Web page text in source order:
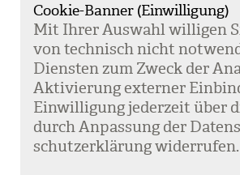
Cookie-Banner (Einwilligung)
Mit Ihrer Aus­wahl wil­li­gen
von tech­nisch nicht
Diens­ten zum Zweck der
Akti­vie­rung exter­ner
Ein­wil­li­gung jeder­zeit über
durch Anpas­sung der
schutz­er­klä­rung wider­ru­fen.